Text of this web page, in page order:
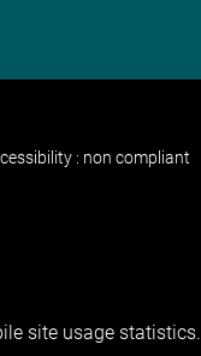
: non compliant
site usage statistics.